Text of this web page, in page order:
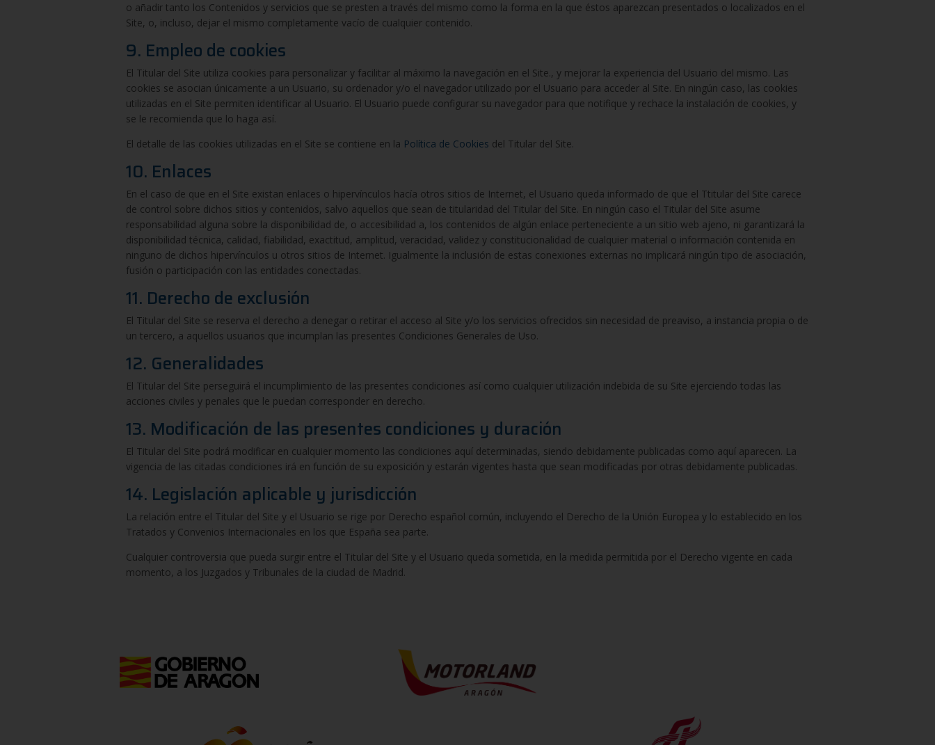
o añadir tanto los Contenidos y servicios que se presten a través del mismo como la forma en la que éstos aparezcan presentados o localizados en el
Site, o, incluso, dejar el mismo completamente vacío de cualquier contenido.
9. Empleo de cookies
El Titular del Site utiliza cookies para personalizar y facilitar al máximo la navegación en el Site., y mejorar la experiencia del Usuario del mismo. Las
cookies se asocian únicamente a un Usuario, su ordenador y/o el navegador utilizado por el Usuario para acceder al Site. En ningún caso, las cookies
utilizadas en el Site permiten identificar al Usuario. El Usuario puede configurar su navegador para que notifique y rechace la instalación de cookies, y
se le recomienda que lo haga así.
El detalle de las cookies utilizadas en el Site se contiene en la Política de Cookies del Titular del Site.
10. Enlaces
En el caso de que en el Site existan enlaces o hipervínculos hacía otros sitios de Internet, el Usuario queda informado de que el Ttitular del Site carece
de control sobre dichos sitios y contenidos, salvo aquellos que sean de titularidad del Titular del Site. En ningún caso el Titular del Site asume
responsabilidad alguna sobre la disponibilidad de, o accesibilidad a, los contenidos de algún enlace perteneciente a un sitio web ajeno, ni garantizará la
disponibilidad técnica, calidad, fiabilidad, exactitud, amplitud, veracidad, validez y constitucionalidad de cualquier material o información contenida en
ninguno de dichos hipervínculos u otros sitios de Internet. Igualmente la inclusión de estas conexiones externas no implicará ningún tipo de asociación,
fusión o participación con las entidades conectadas.
11. Derecho de exclusión
El Titular del Site se reserva el derecho a denegar o retirar el acceso al Site y/o los servicios ofrecidos sin necesidad de preaviso, a instancia propia o de
un tercero, a aquellos usuarios que incumplan las presentes Condiciones Generales de Uso.
12. Generalidades
El Titular del Site perseguirá el incumplimiento de las presentes condiciones así como cualquier utilización indebida de su Site ejerciendo todas las
acciones civiles y penales que le puedan corresponder en derecho.
13. Modificación de las presentes condiciones y duración
El Titular del Site podrá modificar en cualquier momento las condiciones aquí determinadas, siendo debidamente publicadas como aquí aparecen. La
vigencia de las citadas condiciones irá en función de su exposición y estarán vigentes hasta que sean modificadas por otras debidamente publicadas.
14. Legislación aplicable y jurisdicción
La relación entre el Titular del Site y el Usuario se rige por Derecho español común, incluyendo el Derecho de la Unión Europea y lo establecido en los
Tratados y Convenios Internacionales en los que España sea parte.
Cualquier controversia que pueda surgir entre el Titular del Site y el Usuario queda sometida, en la medida permitida por el Derecho vigente en cada
momento, a los Juzgados y Tribunales de la ciudad de Madrid.